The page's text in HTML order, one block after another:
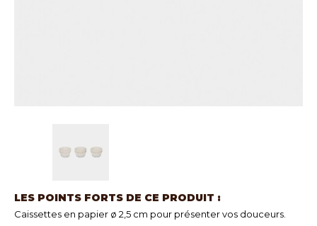
LES POINTS FORTS DE CE PRODUIT :
Caissettes en papier ø 2,5 cm pour présenter vos douceurs.